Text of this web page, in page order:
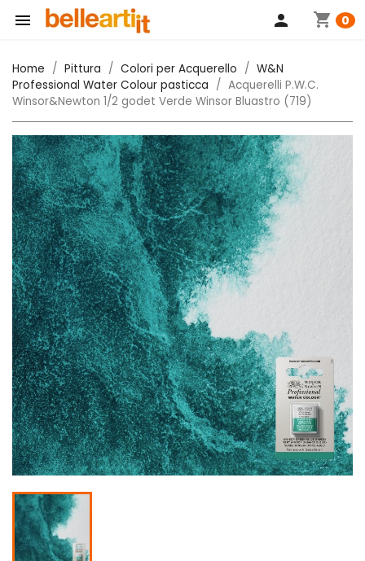
 shopping_cart 0
person
Home Pittura Colori per Acquerello
W&N
Professional Water Colour pasticca
Acquerelli P.W.C.
Winsor&Newton 1/2 godet Verde Winsor Bluastro (719)